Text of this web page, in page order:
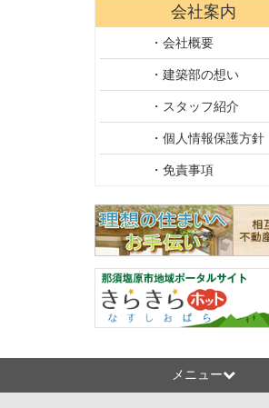
会社案内
・会社概要
・建築部の想い
・スタッフ紹介
・個人情報保護方針
・免責事項
メニュー